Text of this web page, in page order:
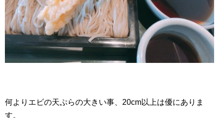
何よりエビの天ぷらの大きい事、20cm以上は優にありま
す。